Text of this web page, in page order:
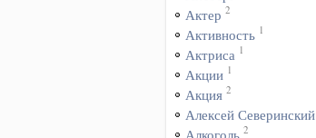
Актер 2
Активность 1
Актриса 1
Акции 1
Акция 2
Алексей Северинский
2